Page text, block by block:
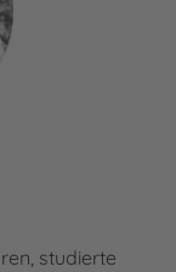
studierte